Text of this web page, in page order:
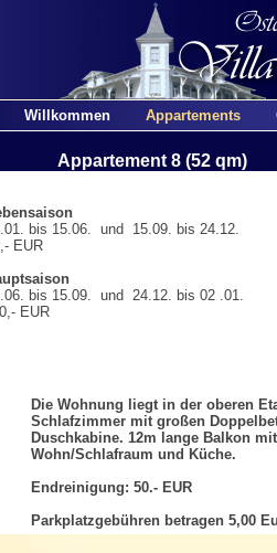
Willkommen Appartements
Appartement 8 (52 qm)
bis 15.06. und 15.09. bis 24.12.
EUR
bis 15.09. und 24.12. bis 02 .01.
EUR
Die Wohnung liegt in der oberen
Schlafzimmer mit großen
Duschkabine. 12m lange Balkon
Wohn/Schlafraum und Küche.
Endreinigung: 50.- EUR
Parkplatzgebühren betragen 5,00